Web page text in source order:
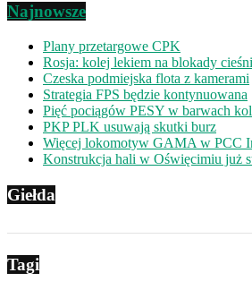
Najnowsze
Plany przetargowe CPK
Rosja: kolej lekiem na blokady
Czeska podmiejska flota z kamerami
Strategia FPS będzie kontynuowana
Pięć pociągów PESY w barwach
PKP PLK usuwają skutki burz
Więcej lokomotyw GAMA w PCC
Konstrukcja hali w Oświęcimiu już
Giełda
Tagi